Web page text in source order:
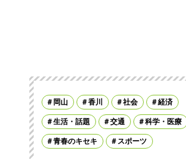
岡山 香川 社会 経済
生活・話題 交通 科学・医療
青春のキセキ スポーツ